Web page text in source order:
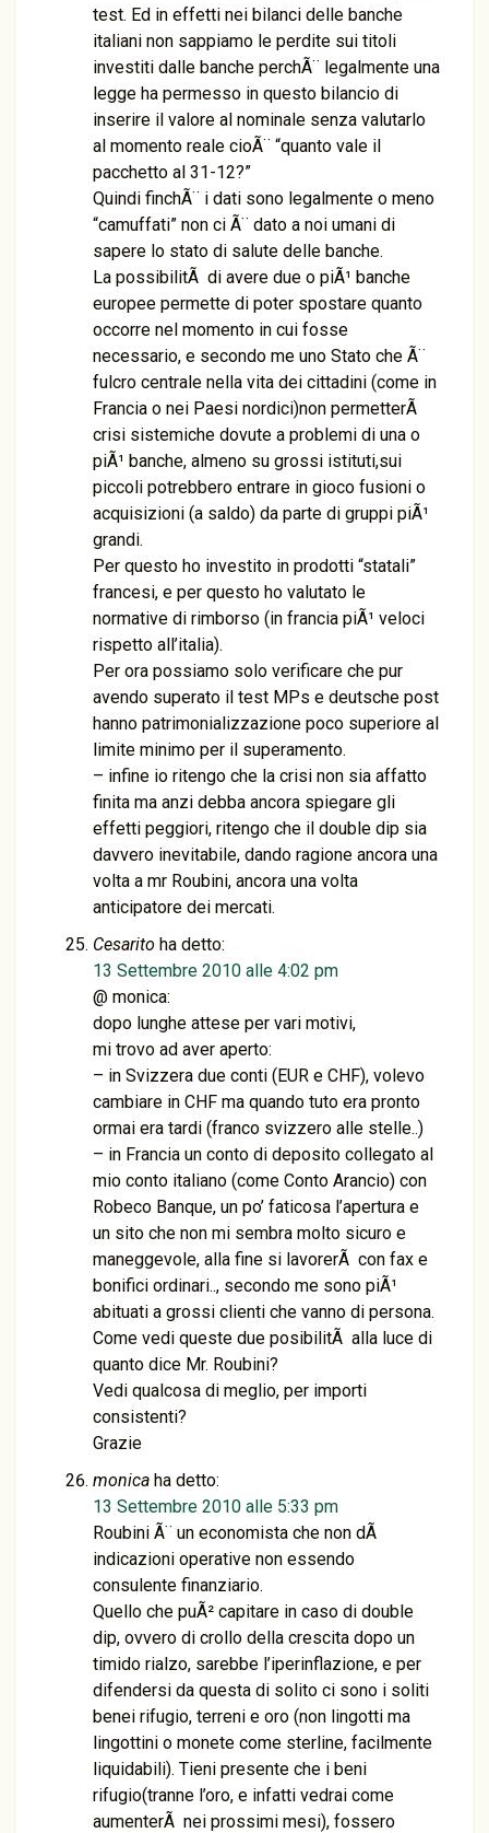
test. Ed in effetti nei bilanci delle banche
italiani non sappiamo le perdite sui titoli
investiti dalle banche perchÃ¨ legalmente una
legge ha permesso in questo bilancio di
inserire il valore al nominale senza valutarlo
al momento reale cioÃ¨ “quanto vale il
pacchetto al 31-12?”
Quindi finchÃ¨ i dati sono legalmente o meno
“camuffati” non ci Ã¨ dato a noi umani di
sapere lo stato di salute delle banche.
La possibilitÃ di avere due o piÃ¹ banche
europee permette di poter spostare quanto
occorre nel momento in cui fosse
necessario, e secondo me uno Stato che Ã¨
fulcro centrale nella vita dei cittadini (come in
Francia o nei Paesi nordici)non permetterÃ
crisi sistemiche dovute a problemi di una o
piÃ¹ banche, almeno su grossi istituti,sui
piccoli potrebbero entrare in gioco fusioni o
acquisizioni (a saldo) da parte di gruppi piÃ¹
grandi.
Per questo ho investito in prodotti “statali”
francesi, e per questo ho valutato le
normative di rimborso (in francia piÃ¹ veloci
rispetto all’italia).
Per ora possiamo solo verificare che pur
avendo superato il test MPs e deutsche post
hanno patrimonializzazione poco superiore al
limite minimo per il superamento.
– infine io ritengo che la crisi non sia affatto
finita ma anzi debba ancora spiegare gli
effetti peggiori, ritengo che il double dip sia
davvero inevitabile, dando ragione ancora una
volta a mr Roubini, ancora una volta
anticipatore dei mercati.
Cesarito ha detto:
13 Settembre 2010 alle 4:02 pm
@ monica:
dopo lunghe attese per vari motivi,
mi trovo ad aver aperto:
– in Svizzera due conti (EUR e CHF), volevo
cambiare in CHF ma quando tuto era pronto
ormai era tardi (franco svizzero alle stelle..)
– in Francia un conto di deposito collegato al
mio conto italiano (come Conto Arancio) con
Robeco Banque, un po’ faticosa l’apertura e
un sito che non mi sembra molto sicuro e
maneggevole, alla fine si lavorerÃ con fax e
bonifici ordinari.., secondo me sono piÃ¹
abituati a grossi clienti che vanno di persona.
Come vedi queste due posibilitÃ alla luce di
quanto dice Mr. Roubini?
Vedi qualcosa di meglio, per importi
consistenti?
Grazie
monica ha detto:
13 Settembre 2010 alle 5:33 pm
Roubini Ã¨ un economista che non dÃ
indicazioni operative non essendo
consulente finanziario.
Quello che puÃ² capitare in caso di double
dip, ovvero di crollo della crescita dopo un
timido rialzo, sarebbe l’iperinflazione, e per
difendersi da questa di solito ci sono i soliti
benei rifugio, terreni e oro (non lingotti ma
lingottini o monete come sterline, facilmente
liquidabili). Tieni presente che i beni
rifugio(tranne l’oro, e infatti vedrai come
aumenterÃ nei prossimi mesi), fossero